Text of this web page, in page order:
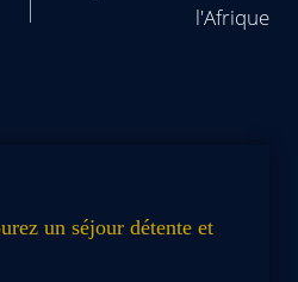
l'Afrique
un séjour détente et